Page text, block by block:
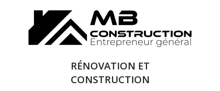
SOLUTIONS DE
RÉNOVATION
COMPLÈTE
RÉNOVATION ET
CONSTRUCTION